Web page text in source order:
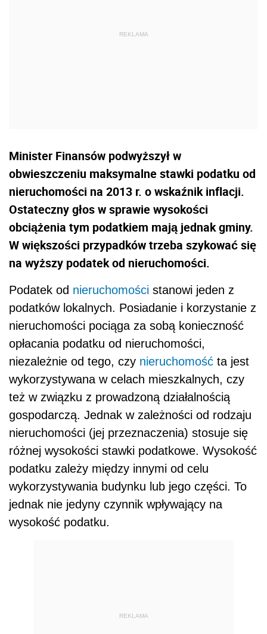
Minister Finansów podwyższył w
obwieszczeniu maksymalne stawki podatku od
nieruchomości na 2013 r. o wskaźnik inflacji.
Ostateczny głos w sprawie wysokości
obciążenia tym podatkiem mają jednak gminy.
W większości przypadków trzeba szykować się
na wyższy podatek od nieruchomości.
Podatek od nieruchomości stanowi jeden z
podatków lokalnych. Posiadanie i korzystanie z
nieruchomości pociąga za sobą konieczność
opłacania podatku od nieruchomości,
niezależnie od tego, czy nieruchomość ta jest
wykorzystywana w celach mieszkalnych, czy
też w związku z prowadzoną działalnością
gospodarczą. Jednak w zależności od rodzaju
nieruchomości (jej przeznaczenia) stosuje się
różnej wysokości stawki podatkowe. Wysokość
podatku zależy między innymi od celu
wykorzystywania budynku lub jego części. To
jednak nie jedyny czynnik wpływający na
wysokość podatku.
REKLAMA